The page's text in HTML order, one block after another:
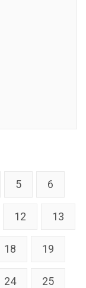
5 6
12 13
18 19
24 25